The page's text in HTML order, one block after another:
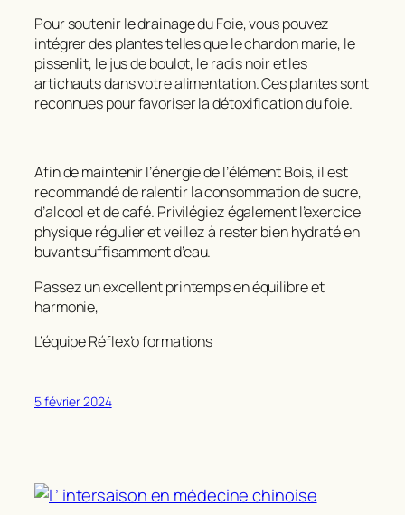
Pour soutenir le drainage du Foie, vous pouvez
intégrer des plantes telles que le chardon marie, le
pissenlit, le jus de boulot, le radis noir et les
artichauts dans votre alimentation. Ces plantes sont
reconnues pour favoriser la détoxification du foie.
Afin de maintenir l’énergie de l’élément Bois, il est
recommandé de ralentir la consommation de sucre,
d’alcool et de café. Privilégiez également l’exercice
physique régulier et veillez à rester bien hydraté en
buvant suffisamment d’eau.
Passez un excellent printemps en équilibre et
harmonie,
L’équipe Réflex’o formations
5 février 2024